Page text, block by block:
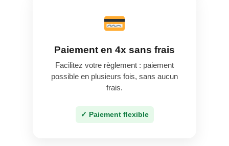
Paiement en 4x sans frais
Facilitez votre règlement : paiement
possible en plusieurs fois, sans aucun
frais.
✓ Paiement flexible